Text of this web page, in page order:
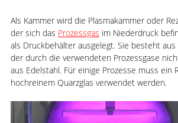
Als Kammer wird die Plasmakammer oder
der sich das Prozessgas im Niederdruck
als Druckbehälter ausgelegt. Sie besteht
der durch die verwendeten Prozessgase
aus Edelstahl. Für einige Prozesse muss ein
hochreinem Quarzglas verwendet werden.